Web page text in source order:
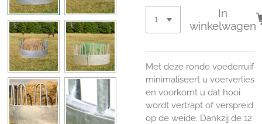
In
winkelwagen
Met deze ronde voederruif
minimaliseert u voerverlies
en voorkomt u dat hooi
wordt vertrapt of verspreid
op de weide. Dankzij de 12